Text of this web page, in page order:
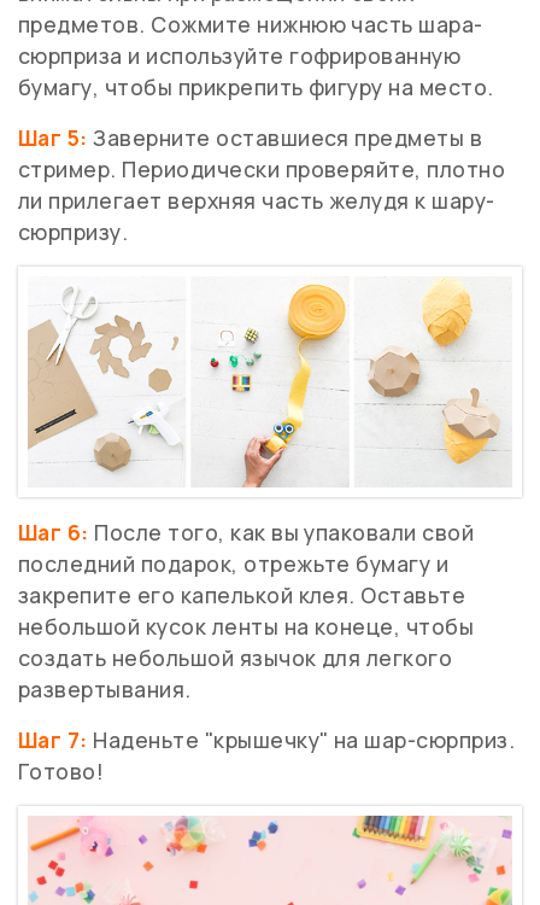
предметов. Сожмите нижнюю часть шара-
сюрприза и используйте гофрированную
бумагу, чтобы прикрепить фигуру на место.
Шаг 5: Заверните оставшиеся предметы в
стример. Периодически проверяйте, плотно
ли прилегает верхняя часть желудя к шару-
сюрпризу.
Шаг 6: После того, как вы упаковали свой
последний подарок, отрежьте бумагу и
закрепите его капелькой клея. Оставьте
небольшой кусок ленты на конеце, чтобы
создать небольшой язычок для легкого
развертывания.
Шаг 7: Наденьте "крышечку" на шар-сюрприз.
Готово!